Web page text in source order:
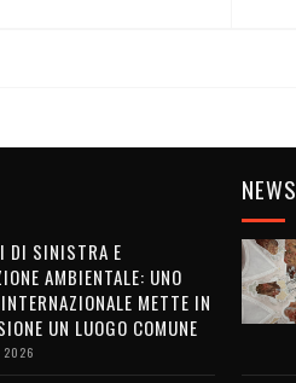
DI SINISTRA E
AMBIENTALE: UNO
METTE IN
UN LUOGO COMUNE
2026
NEWS